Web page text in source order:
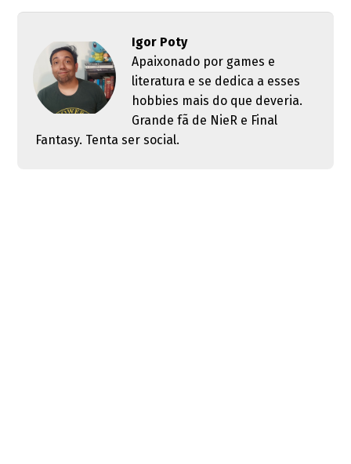
Igor Poty
Apaixonado por games e
literatura e se dedica a esses
hobbies mais do que deveria.
Grande fã de NieR e Final
Fantasy. Tenta ser social.